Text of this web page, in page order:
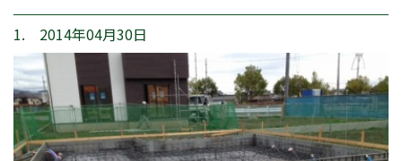
1. 2014年04月30日